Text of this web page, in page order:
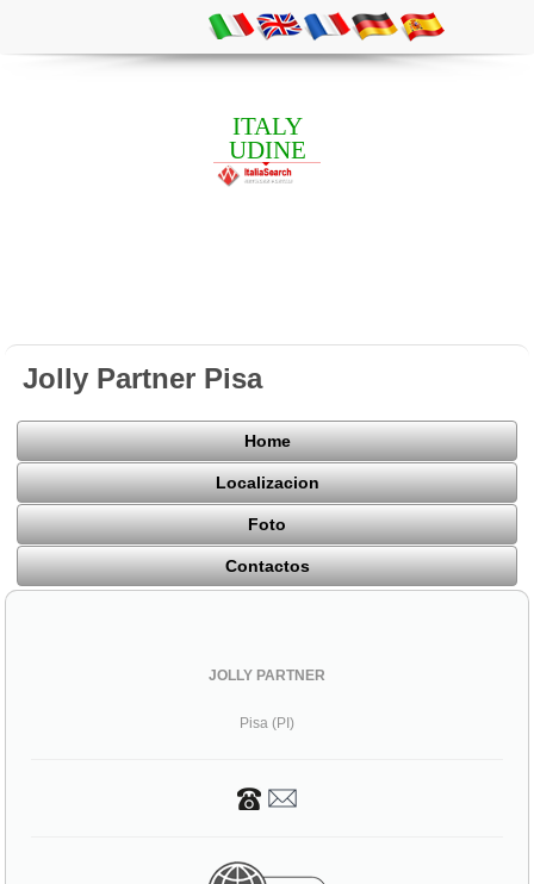
ITALY
UDINE
Jolly Partner Pisa
Home
Localizacion
Foto
Contactos
JOLLY PARTNER
Pisa (PI)